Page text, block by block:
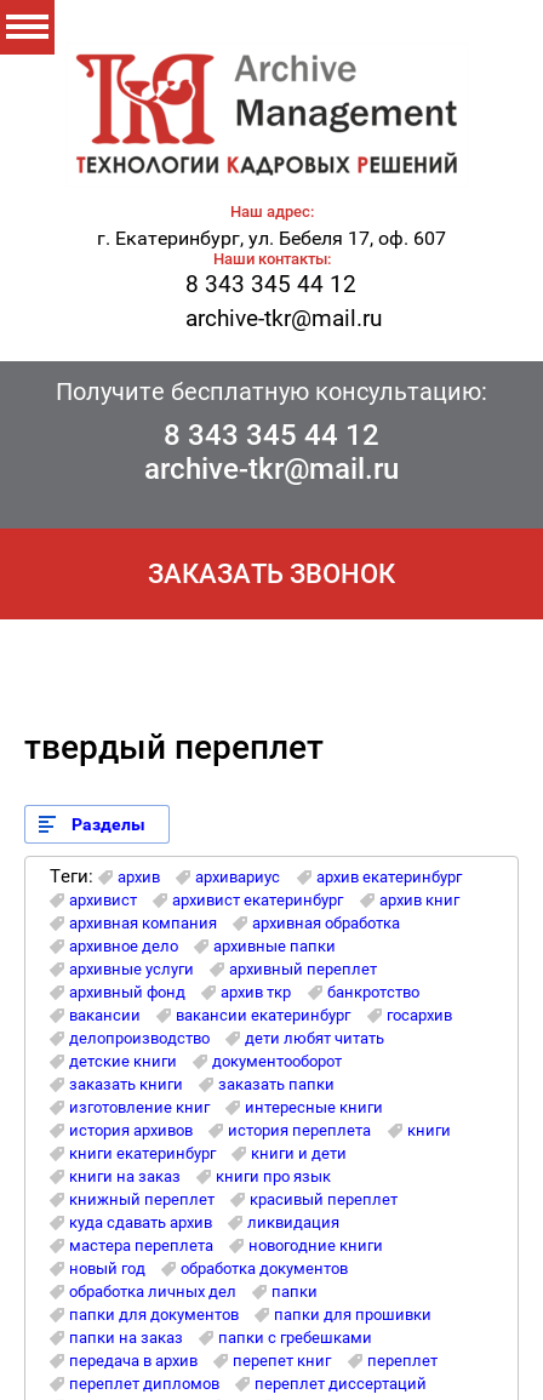
Наш адрес:
г. Екатеринбург, ул. Бебеля 17, оф. 607
Наши контакты:
8 343 345 44 12
archive-tkr@mail.ru
Получите бесплатную консультацию:
8 343 345 44 12
archive-tkr@mail.ru
ЗАКАЗАТЬ ЗВОНОК
твердый переплет
Разделы
Теги: архив архивариус
архив екатеринбург
архивист
архивист екатеринбург
архив книг
архивная компания
архивная обработка
архивное дело
архивные папки
архивные услуги
архивный переплет
архивный фонд
архив ткр
банкротство
вакансии
вакансии екатеринбург
госархив
делопроизводство
дети любят читать
детские книги
документооборот
заказать книги
заказать папки
изготовление книг
интересные книги
история архивов
история переплета
книги
книги екатеринбург
книги и дети
книги на заказ
книги про язык
книжный переплет
красивый переплет
куда сдавать архив
ликвидация
мастера переплета
новогодние книги
новый год
обработка документов
обработка личных дел
папки
папки для документов
папки для прошивки
папки на заказ
папки с гребешками
передача в архив
перепет книг
переплет
переплет дипломов
переплет диссертаций